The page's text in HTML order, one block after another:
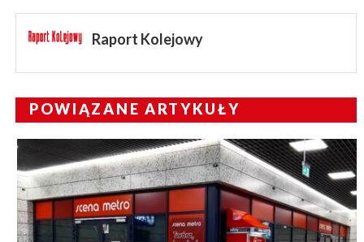
Raport Kolejowy
POWIĄZANE ARTYKUŁY